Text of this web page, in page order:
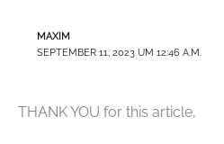
MAXIM
SEPTEMBER 11, 2023 UM 12:46 A.M.
THANK YOU for this article,